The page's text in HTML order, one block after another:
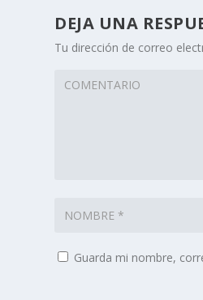
DEJA UNA
Tu dirección de correo
Guarda mi nombre,